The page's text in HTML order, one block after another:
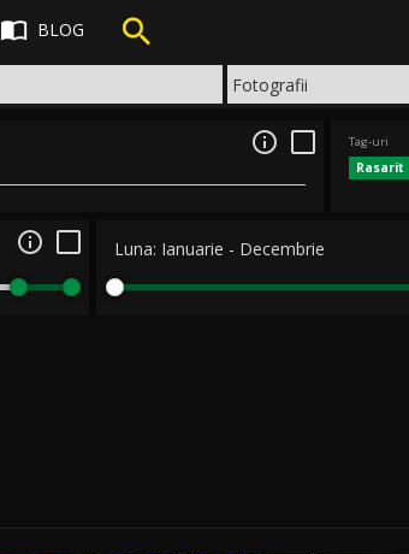
 BLOG 

Rasarit
Tag-uri
 Luna: Ianuarie - Decembrie